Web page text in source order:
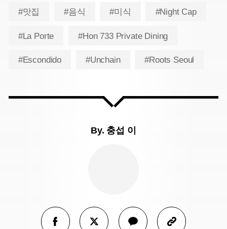
#맛집 #음식 #미식 #Night Cap
#La Porte #Hon 733 Private Dining
#Escondido #Unchain #Roots Seoul
By. 충섭 이